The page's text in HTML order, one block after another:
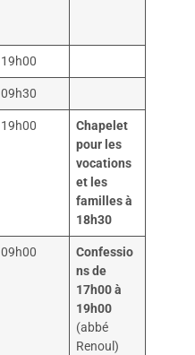
19h00
09h30
19h00
Chapelet
pour les
vocations
et les
familles à
18h30
09h00
Confessio
ns de
17h00 à
19h00
(abbé
Renoul)